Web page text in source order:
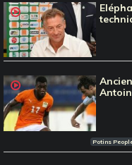
Potins